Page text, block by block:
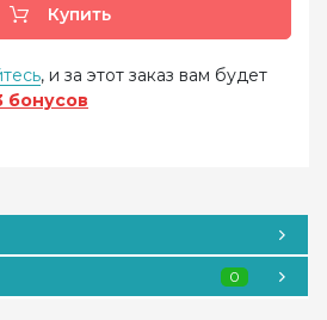
Купить
, и за этот заказ вам будет
бонусов
0